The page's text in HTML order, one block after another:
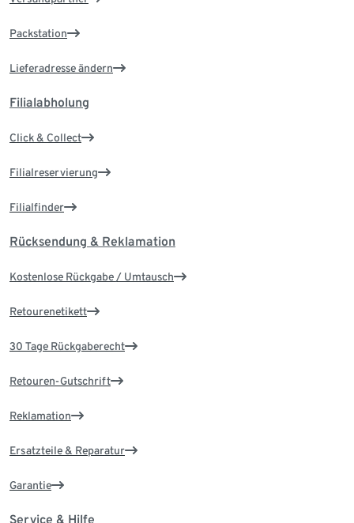
Packstation
Lieferadresse ändern
Filialabholung
Click & Collect
Filialreservierung
Filialfinder
Rücksendung & Reklamation
Kostenlose Rückgabe / Umtausch
Retourenetikett
30 Tage Rückgaberecht
Retouren-Gutschrift
Reklamation
Ersatzteile & Reparatur
Garantie
Service & Hilfe